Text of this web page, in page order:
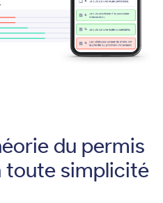
du permis
toute simplicité